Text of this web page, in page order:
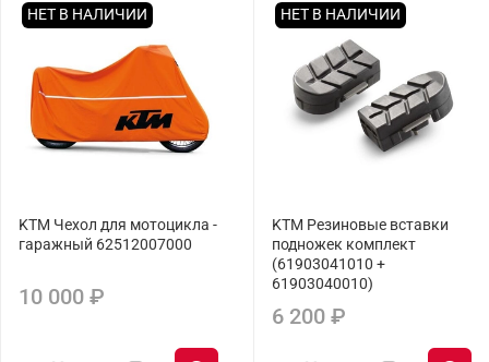
НЕТ В НАЛИЧИИ
KTM Чехол для мотоцикла -
гаражный 62512007000
10 000 ₽
НЕТ В НАЛИЧИИ
KTM Резиновые вставки
подножек комплект
(61903041010 +
61903040010)
6 200 ₽